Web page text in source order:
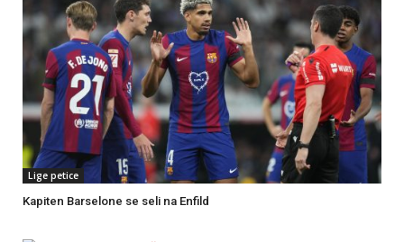
Lige petice
Kapiten Barselone se seli na Enfild